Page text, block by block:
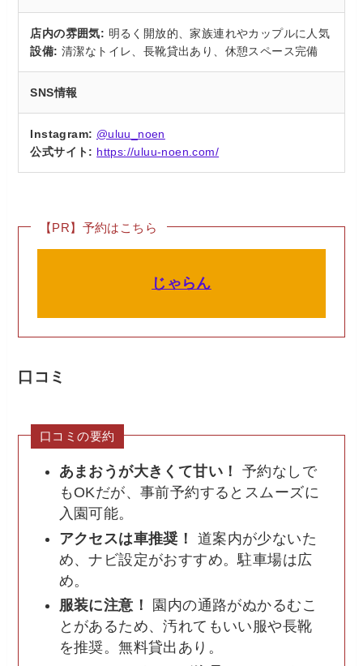
店内の雰囲気: 明るく開放的、家族連れやカップルに人気
設備: 清潔なトイレ、長靴貸出あり、休憩スペース完備
SNS情報
Instagram: @uluu_noen
公式サイト: https://uluu-noen.com/
【PR】予約はこちら
じゃらん
口コミ
口コミの要約
あまおうが大きくて甘い！
予約なしで
もOKだが、事前予約するとスムーズに
入園可能。
アクセスは車推奨！
道案内が少ないた
め、ナビ設定がおすすめ。駐車場は広
め。
服装に注意！
園内の通路がぬかるむこ
とがあるため、汚れてもいい服や長靴
を推奨。無料貸出あり。